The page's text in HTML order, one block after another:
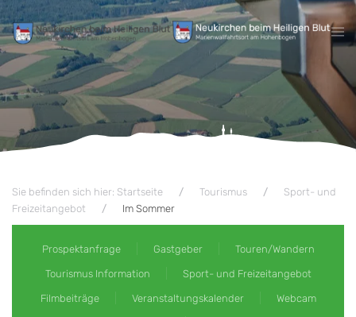
Zum Hauptinhalt springen
Sie befinden sich hier: Startseite Tourismus
Sport- und
Freizeitangebot
Im Sommer
Prospektanfrage Gastgeber Touren/Wandern
Tourismus Information Sport- und Freizeitangebot
Filmbeiträge Veranstaltungskalender Webcam